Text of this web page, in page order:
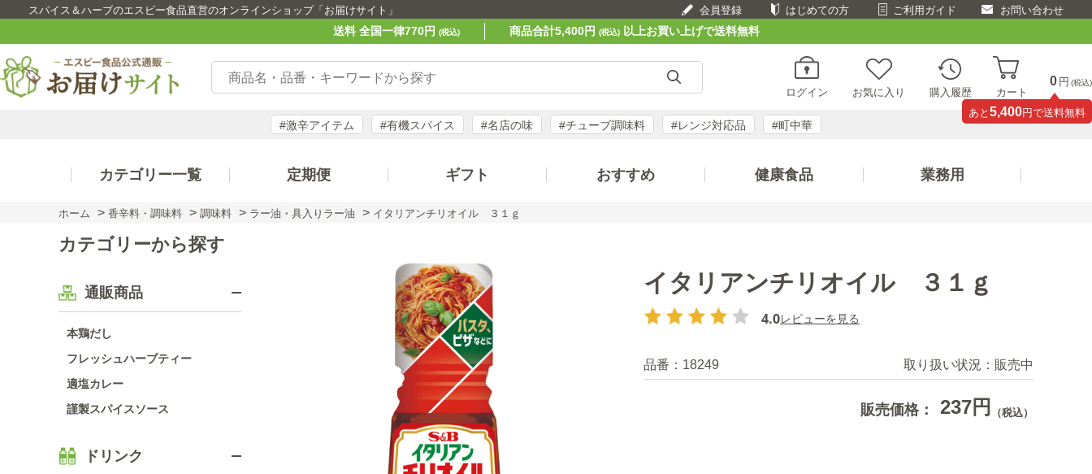
スパイス＆ハーブのエスビー食品直営のオンラインショップ「お届けサイト」 会員登録 はじめての方 ご利用ガイド お問い合わせ
送料 全国一律770円 (税込) 商品合計5,400円 (税込)以上お買い上げで送料無料
ログイン お気に入り 購入履歴 カート
0 円 (税込)
あと 5,400円で送料無料
#激辛アイテム #有機スパイス #名店の味 #チューブ調味料 #レンジ対応品 #町中華
カテゴリー一覧 定期便 ギフト おすすめ 健康食品 業務用
ホーム > 香辛料・調味料 > 調味料 > ラー油・具入りラー油 > イタリアンチリオイル ３１ｇ
カテゴリーから探す
通販商品
本鶏だし
フレッシュハーブティー
適塩カレー
謹製スパイスソース
ドリンク
イタリアンチリオイル ３１ｇ
4.0レビューを見る
品番： 18249 取り扱い状況： 販売中
販売価格： 237円 （税込）